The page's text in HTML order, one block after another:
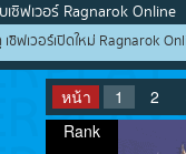
ซิฟเวอร์ Ragnarok Online
เซิฟเวอร์เปิดใหม่ Ragnarok
หน้า 1 2
Rank